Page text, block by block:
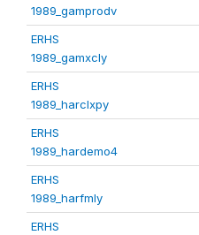
1989_gamprodv
ERHS
1989_gamxcly
ERHS
1989_harclxpy
ERHS
1989_hardemo4
ERHS
1989_harfmly
ERHS